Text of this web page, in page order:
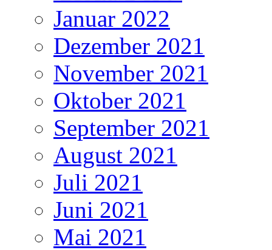
Januar 2022
Dezember 2021
November 2021
Oktober 2021
September 2021
August 2021
Juli 2021
Juni 2021
Mai 2021